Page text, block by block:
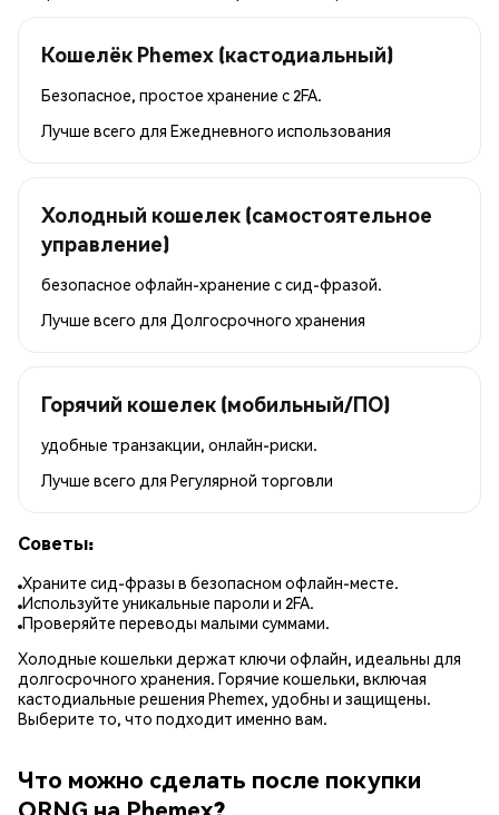
Кошелёк Phemex (кастодиальный)
Безопасное, простое хранение с 2FA.
Лучше всего для Ежедневного использования
Холодный кошелек (самостоятельное
управление)
безопасное офлайн-хранение с сид-фразой.
Лучше всего для Долгосрочного хранения
Горячий кошелек (мобильный/ПО)
удобные транзакции, онлайн-риски.
Лучше всего для Регулярной торговли
Советы:
Храните сид-фразы в безопасном офлайн-месте.
Используйте уникальные пароли и 2FA.
Проверяйте переводы малыми суммами.
Холодные кошельки держат ключи офлайн, идеальны для
долгосрочного хранения. Горячие кошельки, включая
кастодиальные решения Phemex, удобны и защищены.
Выберите то, что подходит именно вам.
Что можно сделать после покупки
ORNG на Phemex?